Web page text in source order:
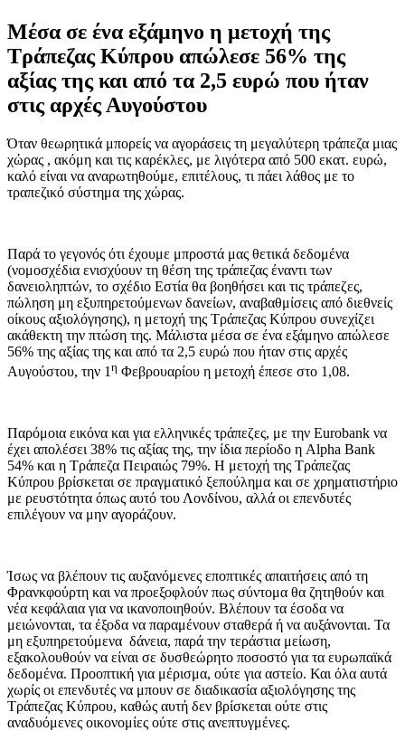
Μέσα σε ένα εξάμηνο η μετοχή της
Τράπεζας Κύπρου απώλεσε 56% της
αξίας της και από τα 2,5 ευρώ που ήταν
στις αρχές Αυγούστου
Όταν θεωρητικά μπορείς να αγοράσεις τη μεγαλύτερη τράπεζα μιας
χώρας , ακόμη και τις καρέκλες, με λιγότερα από 500 εκατ. ευρώ,
καλό είναι να αναρωτηθούμε, επιτέλους, τι πάει λάθος με το
τραπεζικό σύστημα της χώρας.
Παρά το γεγονός ότι έχουμε μπροστά μας θετικά δεδομένα
(νομοσχέδια ενισχύουν τη θέση της τράπεζας έναντι των
δανειοληπτών, το σχέδιο Εστία θα βοηθήσει και τις τράπεζες,
πώληση μη εξυπηρετούμενων δανείων, αναβαθμίσεις από διεθνείς
οίκους αξιολόγησης), η μετοχή της Τράπεζας Κύπρου συνεχίζει
ακάθεκτη την πτώση της. Μάλιστα μέσα σε ένα εξάμηνο απώλεσε
56% της αξίας της και από τα 2,5 ευρώ που ήταν στις αρχές
Αυγούστου, την 1 η Φεβρουαρίου η μετοχή έπεσε στο 1,08.
Παρόμοια εικόνα και για ελληνικές τράπεζες, με την Eurobank να
έχει απολέσει 38% τις αξίας της, την ίδια περίοδο η Alpha Bank
54% και η Τράπεζα Πειραιώς 79%. Η μετοχή της Τράπεζας
Κύπρου βρίσκεται σε πραγματικό ξεπούλημα και σε χρηματιστήριο
με ρευστότητα όπως αυτό του Λονδίνου, αλλά οι επενδυτές
επιλέγουν να μην αγοράζουν.
Ίσως να βλέπουν τις αυξανόμενες εποπτικές απαιτήσεις από τη
Φρανκφούρτη και να προεξοφλούν πως σύντομα θα ζητηθούν και
νέα κεφάλαια για να ικανοποιηθούν. Βλέπουν τα έσοδα να
μειώνονται, τα έξοδα να παραμένουν σταθερά ή να αυξάνονται. Τα
μη εξυπηρετούμενα δάνεια, παρά την τεράστια μείωση,
εξακολουθούν να είναι σε δυσθεώρητο ποσοστό για τα ευρωπαϊκά
δεδομένα. Προοπτική για μέρισμα, ούτε για αστείο. Και όλα αυτά
χωρίς οι επενδυτές να μπουν σε διαδικασία αξιολόγησης της
Τράπεζας Κύπρου, καθώς αυτή δεν βρίσκεται ούτε στις
αναδυόμενες οικονομίες ούτε στις ανεπτυγμένες.